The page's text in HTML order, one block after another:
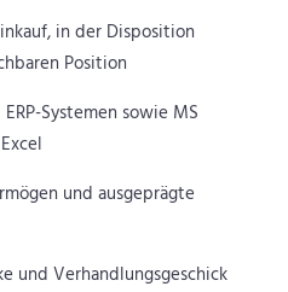
in der Disposition
Position
Systemen sowie MS
und ausgeprägte
und Verhandlungsgeschick